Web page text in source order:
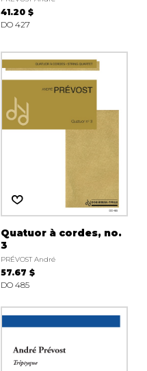
41.20 $
DO 427
Quatuor à cordes, no.
3
PRÉVOST André
57.67 $
DO 485